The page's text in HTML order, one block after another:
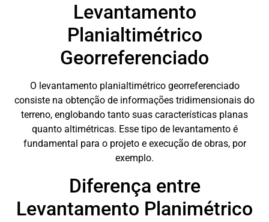
Levantamento
Planialtimétrico
Georreferenciado
O levantamento planialtimétrico georreferenciado
consiste na obtenção de informações tridimensionais do
terreno, englobando tanto suas características planas
quanto altimétricas. Esse tipo de levantamento é
fundamental para o projeto e execução de obras, por
exemplo.
Diferença entre
Levantamento Planimétrico